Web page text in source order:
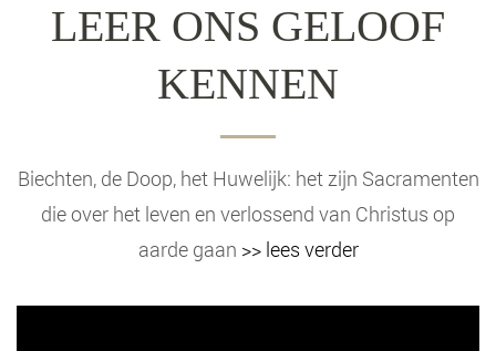
LEER ONS GELOOF
KENNEN
Biechten, de Doop, het Huwelijk: het zijn Sacramenten
die over het leven en verlossend van Christus op
aarde gaan >> lees verder